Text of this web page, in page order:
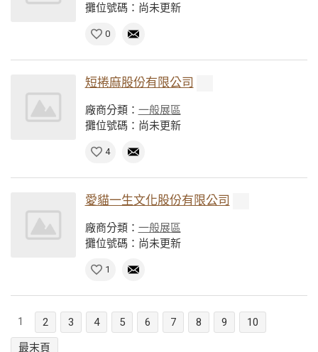
攤位號碼：尚未更新
0
短捲麻股份有限公司
廠商分類： 一般展區
攤位號碼：尚未更新
4
愛貓一生文化股份有限公司
廠商分類： 一般展區
攤位號碼：尚未更新
1
1 2 3 4 5 6 7 8 9
10
最末頁